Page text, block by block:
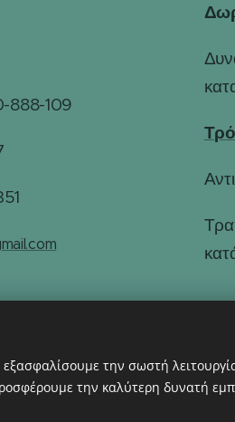
888-109
την σωστή
την καλύτερη δυνατή